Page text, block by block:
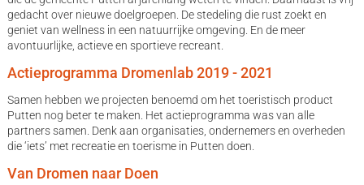
gedacht over nieuwe doelgroepen. De stedeling die rust zoekt en
geniet van wellness in een natuurrijke omgeving. En de meer
avontuurlijke, actieve en sportieve recreant.
Actieprogramma Dromenlab 2019 - 2021
Samen hebben we projecten benoemd om het toeristisch product
Putten nog beter te maken. Het actieprogramma was van alle
partners samen. Denk aan organisaties, ondernemers en overheden
die ‘iets’ met recreatie en toerisme in Putten doen.
Van Dromen naar Doen